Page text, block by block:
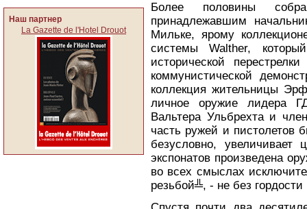
Наш партнер
La Gazette de l'Hotel Drouot
Более половины
принадлежавшим
Мильке, ярому
системы Walther,
исторической
коммунистической
коллекция жительницы
личное оружие лидера
Вальтера Ульбрехта и
часть ружей и пистолетов
безусловно, увеличивает
экспонатов произведена
во всех смыслах
резьбой╩, - не без